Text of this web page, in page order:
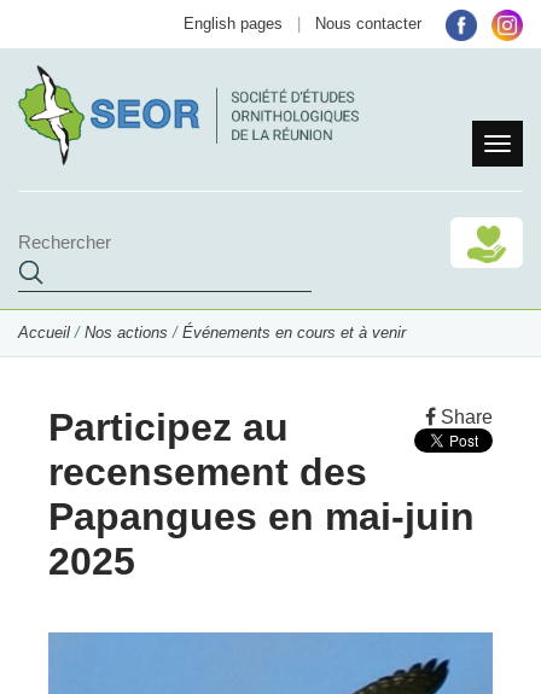
English pages Nous contacter
Accueil / Nos actions / Événements en cours et à venir
Share
Participez au
recensement des
Papangues en mai-juin
2025